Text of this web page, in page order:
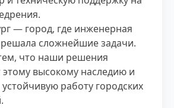
— город, где инженерная
сложнейшие задачи.
что наши решения
этому высокому наследию и
устойчивую работу городских